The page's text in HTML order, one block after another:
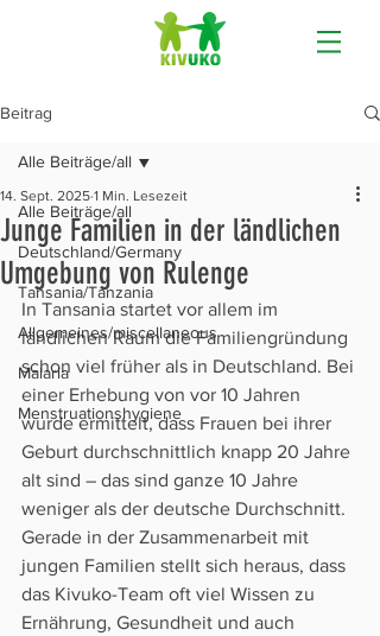
Beitrag
Alle Beiträge/all
Deutschland/Germany
Tansania/Tanzania
Allgemeines/miscellaneous
Malaria
Menstruationshygiene
Alle Beiträge/all
Junge Familien in der ländlichen
Umgebung von Rulenge
14. Sept. 2025 1 Min. Lesezeit
In Tansania startet vor allem im
ländlichen Raum die Familiengründung
schon viel früher als in Deutschland. Bei
einer Erhebung von vor 10 Jahren
wurde ermittelt, dass Frauen bei ihrer
Geburt durchschnittlich knapp 20 Jahre
alt sind – das sind ganze 10 Jahre
weniger als der deutsche Durchschnitt.
Gerade in der Zusammenarbeit mit
jungen Familien stellt sich heraus, dass
das Kivuko-Team oft viel Wissen zu
Ernährung, Gesundheit und auch